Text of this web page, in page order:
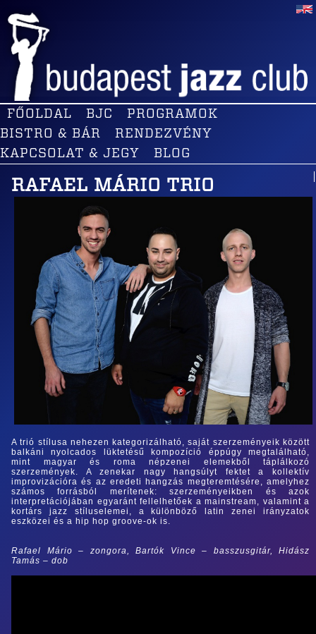
FŐOLDAL BJC
PROGRAMOK
BISTRO & BÁR
RENDEZVÉNY
KAPCSOLAT & JEGY
BLOG
RAFAEL MÁRIO TRIO
A trió stílusa nehezen kategorizálható, saját szerzeményeik között
balkáni nyolcados lüktetésű kompozíció éppúgy megtalálható,
mint magyar és roma népzenei elemekből táplálkozó
szerzemények. A zenekar nagy hangsúlyt fektet a kollektív
improvizációra és az eredeti hangzás megteremtésére, amelyhez
számos forrásból merítenek: szerzeményeikben és azok
interpretációjában egyaránt fellelhetőek a mainstream, valamint a
kortárs jazz stíluselemei, a különböző latin zenei irányzatok
eszközei és a hip hop groove-ok is.
Rafael Mário – zongora, Bartók Vince – basszusgitár, Hidász
Tamás – dob